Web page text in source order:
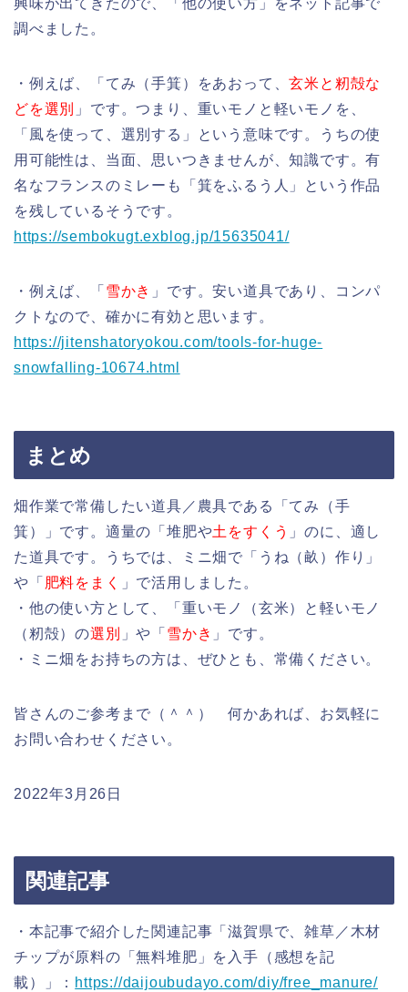
興味が出てきたので、「他の使い方」をネット記事で
調べました。
・例えば、「てみ（手箕）をあおって、玄米と籾殻な
どを選別
」です。つまり、重いモノと軽いモノを、
「風を使って、選別する」という意味です。うちの使
用可能性は、当面、思いつきませんが、知識です。有
名なフランスのミレーも「箕をふるう人」という作品
を残しているそうです。
https://sembokugt.exblog.jp/15635041/
・例えば、「 雪かき 」です。安い道具であり、コンパ
クトなので、確かに有効と思います。
https://jitenshatoryokou.com/tools-for-huge-
snowfalling-10674.html
まとめ
畑作業で常備したい道具／農具である「てみ（手
箕）」です。適量の「堆肥や土をすくう 」のに、適し
た道具です。うちでは、ミニ畑で「うね（畝）作り」
や「 肥料をまく
」で活用しました。
・他の使い方として、「重いモノ（玄米）と軽いモノ
（籾殻）の選別 」や「 雪かき 」です。
・ミニ畑をお持ちの方は、ぜひとも、常備ください。
皆さんのご参考まで（＾＾） 何かあれば、お気軽に
お問い合わせください。
2022年3月26日
関連記事
・本記事で紹介した関連記事「滋賀県で、雑草／木材
チップが原料の「無料堆肥」を入手（感想を記
載）」： https://daijoubudayo.com/diy/free_manure/